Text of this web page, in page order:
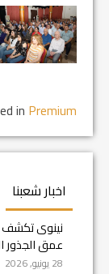
in Premium
اخبار شعبنا
نينوى تكشف
عمق الجذور
28 يونيو, 2026